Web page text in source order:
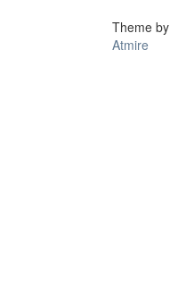
Theme by
Atmire